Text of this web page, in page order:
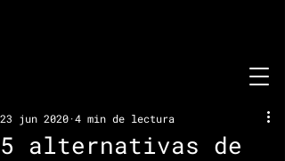
5 alternativas de
23 jun 2020 4 min de lectura